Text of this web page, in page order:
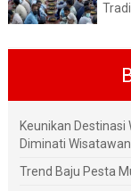
Keunikan
Diminati Wisatawan
Trend Baju Pesta